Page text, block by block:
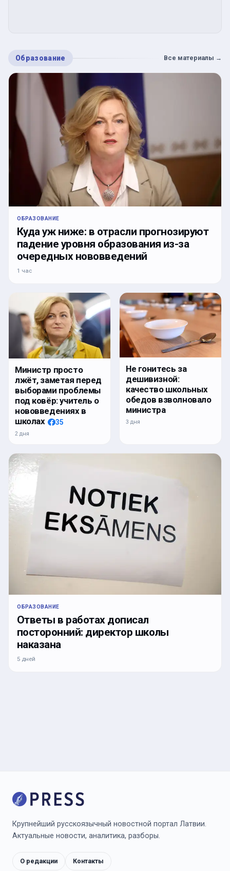
Образование Все материалы →
ОБРАЗОВАНИЕ
Куда уж ниже: в отрасли прогнозируют
падение уровня образования из-за
очередных нововведений
1 час
Министр просто
лжёт, заметая перед
выборами проблемы
под ковёр: учитель о
нововведениях в
школах
35
2 дня
Не гонитесь за
дешивизной:
качество школьных
обедов взволновало
министра
3 дня
ОБРАЗОВАНИЕ
Ответы в работах дописал
посторонний: директор школы
наказана
5 дней
Крупнейший русскоязычный новостной портал Латвии.
Актуальные новости, аналитика, разборы.
О редакции Контакты